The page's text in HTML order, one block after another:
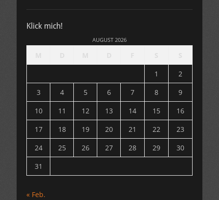
Klick mich!
AUGUST 2026
1
2
3
4 5 6 7 8
9
10
11 12 13 14 15
16
17
18 19 20 21 22
23
24
25 26 27 28 29
30
31
« Feb.